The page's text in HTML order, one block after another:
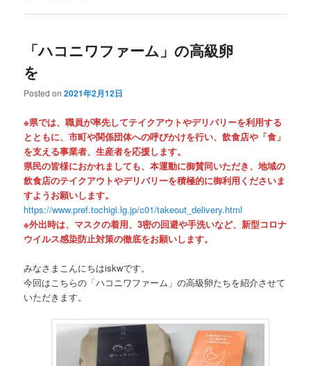
「ハコニワファーム」の高級卵
を
Posted on2021年2月12日
※県では、職員が率先してテイクアウトやデリバリーを利用する
とともに、市町や関係団体への呼びかけを行い、飲食店や「食」
を支える事業者、生産者を応援します。
県民の皆様におかれましても、本運動に御賛同いただき、地域の
飲食店のテイクアウトやデリバリーを積極的に御利用くださいま
すようお願いします。
https://www.pref.tochigi.lg.jp/c01/takeout_delivery.html
※外出時は、マスクの着用、3密の回避や手洗いなど、新型コロナ
ウイルス感染防止対策の徹底をお願いします。
みなさまこんにちはiskwです。
今回はこちらの「ハコニワファーム」の高級卵たちを紹介させて
いただきます。